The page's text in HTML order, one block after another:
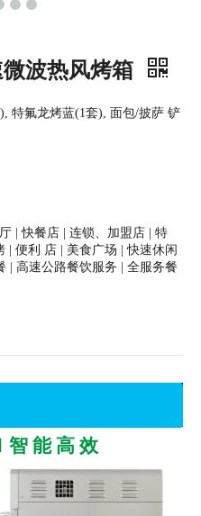
波热风烤箱
氟龙烤蓝(1套), 面包/披萨 铲
| 快餐店 | 连锁、加盟店 | 特
| 便利 店 | 美食广场 | 快速休闲
| 高速公路餐饮服务 | 全服务餐
智 能 高 效